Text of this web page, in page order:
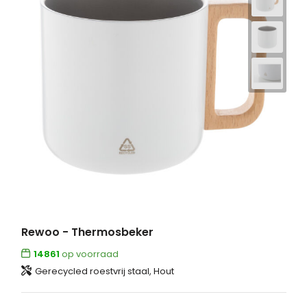
Rewoo - Thermosbeker
14861 op voorraad
Gerecycled roestvrij staal, Hout